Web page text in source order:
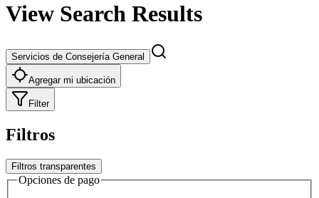
View Search Results
Servicios de Consejería General
Agregar mi ubicación
Filter
Filtros
Filtros transparentes
Opciones de pago